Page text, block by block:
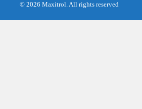
© 2026 Maxitrol. All rights reserved